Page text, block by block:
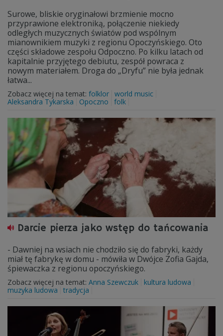
Surowe, bliskie oryginałowi brzmienie mocno
przyprawione elektroniką, połączenie niekiedy
odległych muzycznych światów pod wspólnym
mianownikiem muzyki z regionu Opoczyńskiego. Oto
części składowe zespołu Odpoczno. Po kilku latach od
kapitalnie przyjętego debiutu, zespół powraca z
nowym materiałem. Droga do „Dryfu” nie była jednak
łatwa...
Zobacz więcej na temat: folklor world music
Aleksandra Tykarska
Opoczno folk
Darcie pierza jako wstęp do tańcowania
- Dawniej na wsiach nie chodziło się do fabryki, każdy
miał tę fabrykę w domu - mówiła w Dwójce Zofia Gajda,
śpiewaczka z regionu opoczyńskiego.
Zobacz więcej na temat: Anna Szewczuk
kultura ludowa
muzyka ludowa
tradycja